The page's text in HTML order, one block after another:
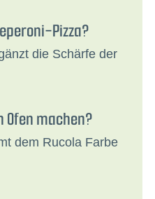
Pizza?
die Schärfe der
Ofen machen?
dem Rucola Farbe